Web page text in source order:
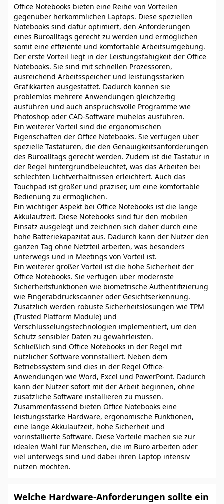
Office Notebooks bieten eine Reihe von Vorteilen
gegenüber herkömmlichen Laptops. Diese speziellen
Notebooks sind dafür optimiert, den Anforderungen
eines Büroalltags gerecht zu werden und ermöglichen
somit eine effiziente und komfortable Arbeitsumgebung.
Der erste Vorteil liegt in der Leistungsfähigkeit der Office
Notebooks. Sie sind mit schnellen Prozessoren,
ausreichend Arbeitsspeicher und leistungsstarken
Grafikkarten ausgestattet. Dadurch können sie
problemlos mehrere Anwendungen gleichzeitig
ausführen und auch anspruchsvolle Programme wie
Photoshop oder CAD-Software mühelos ausführen.
Ein weiterer Vorteil sind die ergonomischen
Eigenschaften der Office Notebooks. Sie verfügen über
spezielle Tastaturen, die den Genauigkeitsanforderungen
des Büroalltags gerecht werden. Zudem ist die Tastatur in
der Regel hintergrundbeleuchtet, was das Arbeiten bei
schlechten Lichtverhältnissen erleichtert. Auch das
Touchpad ist größer und präziser, um eine komfortable
Bedienung zu ermöglichen.
Ein wichtiger Aspekt bei Office Notebooks ist die lange
Akkulaufzeit. Diese Notebooks sind für den mobilen
Einsatz ausgelegt und zeichnen sich daher durch eine
hohe Batteriekapazität aus. Dadurch kann der Nutzer den
ganzen Tag ohne Netzteil arbeiten, was besonders
unterwegs und in Meetings von Vorteil ist.
Ein weiterer großer Vorteil ist die hohe Sicherheit der
Office Notebooks. Sie verfügen über modernste
Sicherheitsfunktionen wie biometrische Authentifizierung
wie Fingerabdruckscanner oder Gesichtserkennung.
Zusätzlich werden robuste Sicherheitslösungen wie TPM
(Trusted Platform Module) und
Verschlüsselungstechnologien implementiert, um den
Schutz sensibler Daten zu gewährleisten.
Schließlich sind Office Notebooks in der Regel mit
nützlicher Software vorinstalliert. Neben dem
Betriebssystem sind dies in der Regel Office-
Anwendungen wie Word, Excel und PowerPoint. Dadurch
kann der Nutzer sofort mit der Arbeit beginnen, ohne
zusätzliche Software installieren zu müssen.
Zusammenfassend bieten Office Notebooks eine
leistungsstarke Hardware, ergonomische Funktionen,
eine lange Akkulaufzeit, hohe Sicherheit und
vorinstallierte Software. Diese Vorteile machen sie zur
idealen Wahl für Menschen, die im Büro arbeiten oder
viel unterwegs sind und dabei ihren Laptop intensiv
nutzen möchten.
Welche Hardware-Anforderungen sollte ein